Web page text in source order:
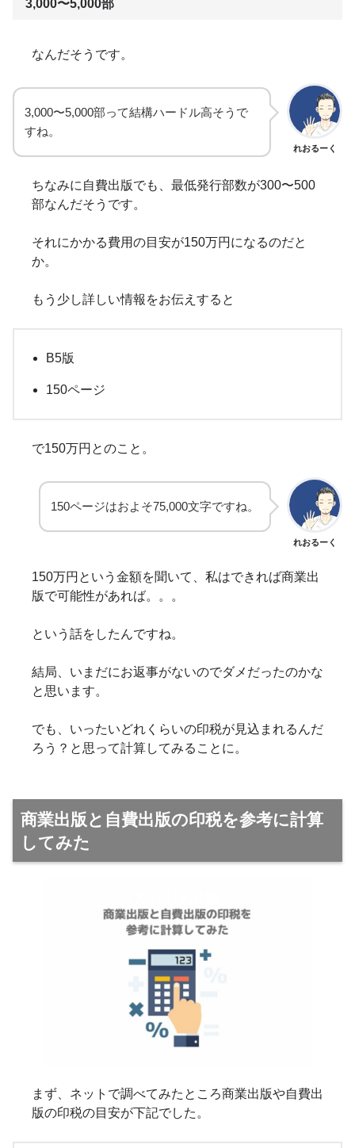
3,000〜5,000部
なんだそうです。
れおるーく
3,000〜5,000部って結構ハードル高そうで
すね。
ちなみに自費出版でも、最低発行部数が300〜500
部なんだそうです。
それにかかる費用の目安が150万円になるのだと
か。
もう少し詳しい情報をお伝えすると
B5版
150ページ
で150万円とのこと。
れおるーく
150ページはおよそ75,000文字ですね。
150万円という金額を聞いて、私はできれば商業出
版で可能性があれば。。。
という話をしたんですね。
結局、いまだにお返事がないのでダメだったのかな
と思います。
でも、いったいどれくらいの印税が見込まれるんだ
ろう？と思って計算してみることに。
商業出版と自費出版の印税を参考に計算
してみた
まず、ネットで調べてみたところ商業出版や自費出
版の印税の目安が下記でした。